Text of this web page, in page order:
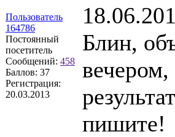
Пользователь
164786
Постоянный
посетитель
Сообщений: 458
Баллов: 37
Регистрация:
20.03.2013
Блин,
пишите!